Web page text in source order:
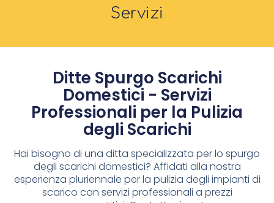
Servizi
Ditte Spurgo Scarichi
Domestici - Servizi
Professionali per la Pulizia
degli Scarichi
Hai bisogno di una ditta specializzata per lo spurgo
degli scarichi domestici? Affidati alla nostra
esperienza pluriennale per la pulizia degli impianti di
scarico con servizi professionali a prezzi